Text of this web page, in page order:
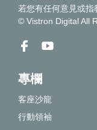
若您有任何意見或指
© Vistron Digital All
專欄
客座沙龍
行動領袖